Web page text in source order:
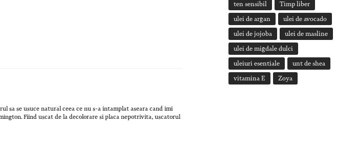
sa se usuce natural ceea ce nu s-a intamplat aseara cand imi
Fiind uscat de la decolorare si placa nepotrivita, uscatorul
ten sensibil Timp liber
ulei de argan ulei de avocado
ulei de jojoba ulei de masline
ulei de migdale dulci
uleiuri esentiale unt de shea
vitamina E Zoya